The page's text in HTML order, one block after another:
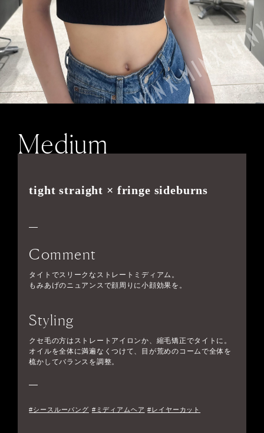
Medium
tight straight × fringe sideburns
Comment
タイトでスリークなストレートミディアム。
もみあげのニュアンスで顔周りに小顔効果を。
Styling
クセ毛の方はストレートアイロンか、縮毛矯正でタイトに。
オイルを全体に満遍なくつけて、目が荒めのコームで全体を
梳かしてバランスを調整。
#シースルーバング #ミディアムヘア #レイヤーカット